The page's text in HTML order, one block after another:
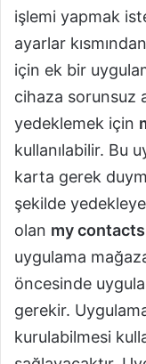
işlemi yapmak
ayarlar
için ek bir
cihaza sorunsuz
yedeklemek için
kullanılabilir. Bu
karta gerek
şekilde
olan my
uygulama
öncesinde
gerekir.
kurulabilmesi